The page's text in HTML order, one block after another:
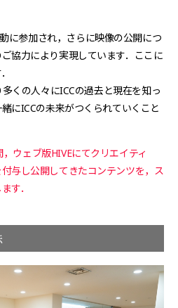
に参加され，さらに映像の公開につ
協力により実現しています．ここに
くの人々にICCの過去と現在を知っ
にICCの未来がつくられていくこと
ウェブ版HIVEにてクリエイティ
与し公開してきたコンテンツを，ス
す．